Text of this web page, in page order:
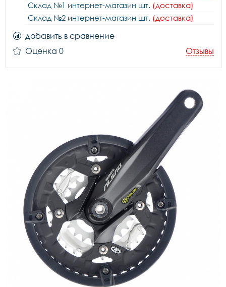
Склад №1 интернет-магазин шт. (доставка)
Склад №2 интернет-магазин шт. (доставка)
добавить в сравнение
Оценка 0
Отзывы